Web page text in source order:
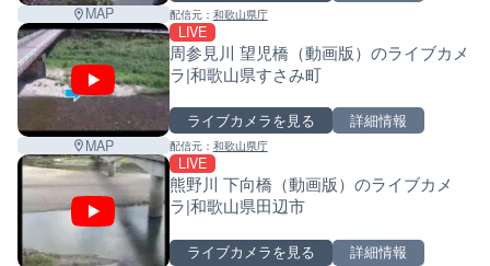
MAP 配信元： 和歌山県庁
MAP
LIVE
周参見川 望児橋（動画版）のライブカメ
ラ|和歌山県すさみ町
ライブカメラを見る 詳細情報
配信元： 和歌山県庁
LIVE
熊野川 下向橋（動画版）のライブカメ
ラ|和歌山県田辺市
ライブカメラを見る 詳細情報